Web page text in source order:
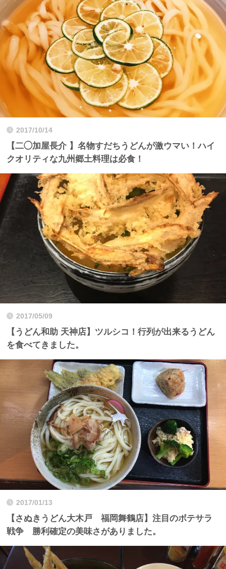
2017/10/14
【二◯加屋長介 】名物すだちうどんが激ウマい！ハイ
クオリティな九州郷土料理は必食！
2017/05/09
【うどん和助 天神店】ツルシコ！行列が出来るうどん
を食べてきました。
2017/01/13
【さぬきうどん大木戸 福岡舞鶴店】注目のボテサラ
戦争 勝利確定の美味さがありました。